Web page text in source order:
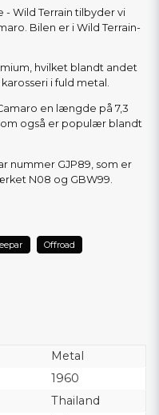
- Wild Terrain tilbyder vi
Bilen er i Wild Terrain-
hvilket blandt andet
i fuld metal.
en længde på 7,3
også er populær blandt
nummer GJP89, som er
N08 og GBW99.
Offroad
Metal
1960
Thailand